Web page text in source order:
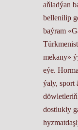
aňladýan
bellenilip
baýram
mekany»
eýe.
ýaly, sport
dostlukly